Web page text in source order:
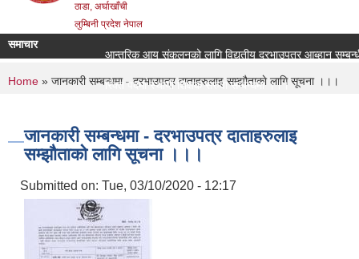
ठाडा, अर्घाखाँची
लुम्बिनी प्रदेश नेपाल
समाचार
आन्तरिक आय संकलनको लागि विद्युतीय दरभाउपत्र आब्हान
रिक्त पदमा स्थायी शिक्षक सरुवा सम्बन्धमा ।।।
You are here
Home » जानकारी सम्बन्धमा - दरभाउपत्र दाताहरुलाइ सम्झौताकाे लागि सूचना ।।।
जानकारी सम्बन्धमा - दरभाउपत्र दाताहरुलाइ
सम्झौताकाे लागि सूचना ।।।
Submitted on: Tue, 03/10/2020 - 12:17